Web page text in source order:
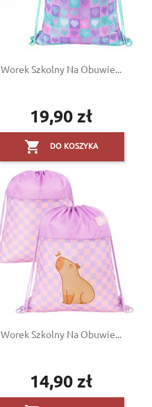
Worek Szkolny Na Obuwie...
Cena
19,90 zł
 DO KOSZYKA
Worek Szkolny Na Obuwie...
Cena
14,90 zł